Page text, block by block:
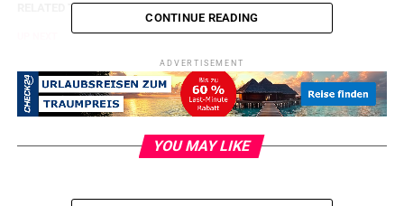
RELATED TOPICS:
DON'T MISS
Schapp(s)schuss des Tages
CONTINUE READING
ADVERTISEMENT
YOU MAY LIKE